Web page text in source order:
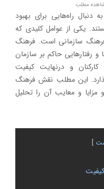
مطلب
دنبال راه‌هایی برای بهبود
یکی از عوامل کلیدی که
سازمانی است. فرهنگ
و رفتارهایی حاکم بر سازمان
و درنهایت کیفیت
این مطلب نقش فرهنگ
مزایا و معایب آن را تحلیل